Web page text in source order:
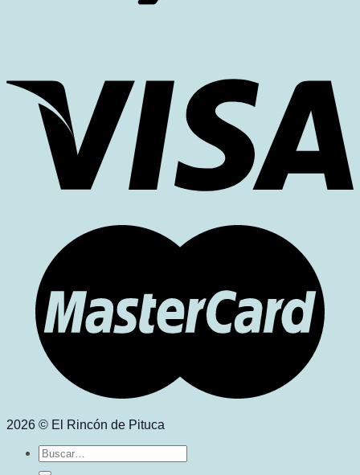
2026 © El Rincón de Pituca
Buscar
por: